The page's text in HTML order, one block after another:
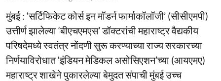
मुंबई : ‘सर्टिफिकेट कोर्स इन मॉडर्न फार्माकॉलॉजी’ (सीसीएमपी)
उत्तीर्ण झालेल्या ‘बीएचएमएस’ डॉक्टरांची महाराष्ट्र वैद्यकीय
परिषदेमध्ये स्वतंत्र नोंदणी सुरू करण्याच्या राज्य सरकारच्या
निर्णयाविरोधात ‘इंडियन मेडिकल असोसिएशन’च्या (आयएमए)
महाराष्ट्र शाखेने पुकारलेल्या बेमुदत संपाची मुंबई उच्च